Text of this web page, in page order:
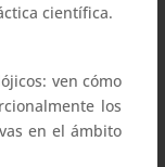
científica.
ven cómo
los
en el ámbito